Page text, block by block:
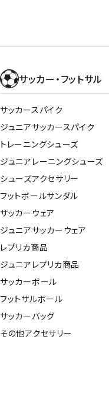
サッカー・フットサル
サッカースパイク
ジュニアサッカースパイク
トレーニングシューズ
ジュニアレーニングシューズ
シューズアクセサリー
フットボールサンダル
サッカーウェア
ジュニアサッカーウェア
レプリカ商品
ジュニアレプリカ商品
サッカーボール
フットサルボール
サッカーバッグ
その他アクセサリー